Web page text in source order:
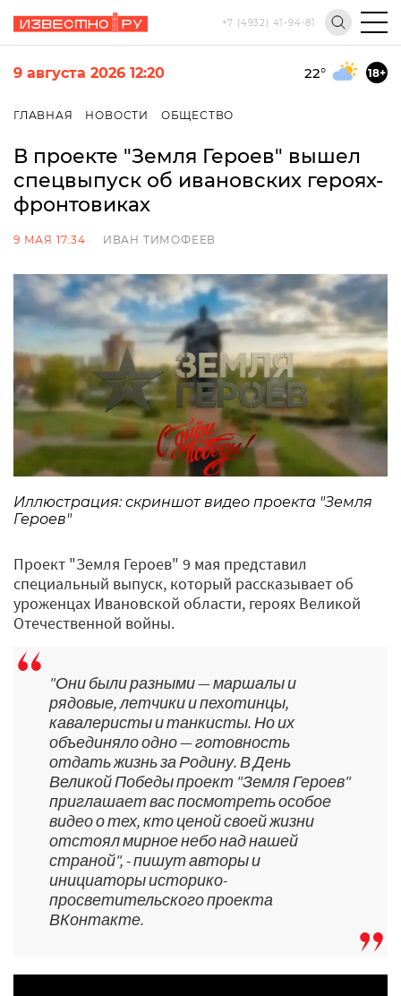
+7 (4932) 41-94-81
9 августа 2026 12:20 22° 18+
ГЛАВНАЯ НОВОСТИ ОБЩЕСТВО
В проекте "Земля Героев" вышел
спецвыпуск об ивановских героях-
фронтовиках
9 МАЯ 17:34 ИВАН ТИМОФЕЕВ
Иллюстрация: скриншот видео проекта "Земля
Героев"
Проект "Земля Героев" 9 мая представил
специальный выпуск, который рассказывает об
уроженцах Ивановской области, героях Великой
Отечественной войны.
"Они были разными — маршалы и
рядовые, летчики и пехотинцы,
кавалеристы и танкисты. Но их
объединяло одно — готовность
отдать жизнь за Родину. В День
Великой Победы проект "Земля Героев"
приглашает вас посмотреть особое
видео о тех, кто ценой своей жизни
отстоял мирное небо над нашей
страной", - пишут авторы и
инициаторы историко-
просветительского проекта
ВКонтакте.